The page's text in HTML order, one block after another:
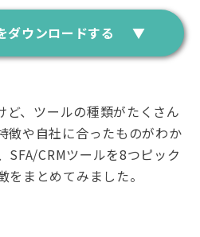
ダウンロードする
ど、ツールの種類がたくさん
徴や自社に合ったものがわか
CRMツールを8つピック
まとめてみました。